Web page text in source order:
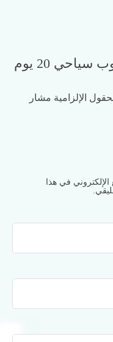
كن أول من يقيم “رحلة جروب سياحي 20 يوم
الإلزامية مشار
في هذا